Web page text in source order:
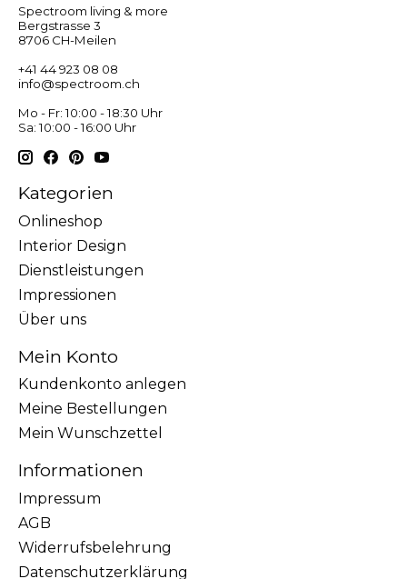
Spectroom living & more
Bergstrasse 3
8706 CH-Meilen
+41 44 923 08 08
info@spectroom.ch
Mo - Fr: 10:00 - 18:30 Uhr
Sa: 10:00 - 16:00 Uhr
Kategorien
Onlineshop
Interior Design
Dienstleistungen
Impressionen
Über uns
Mein Konto
Kundenkonto anlegen
Meine Bestellungen
Mein Wunschzettel
Informationen
Impressum
AGB
Widerrufsbelehrung
Datenschutzerklärung